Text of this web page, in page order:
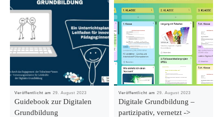
Veröffentlicht am29. August 2023
Guidebook zur Digitalen
Grundbildung
Veröffentlicht am29. August 2023
Digitale Grundbildung –
partizipativ, vernetzt ->